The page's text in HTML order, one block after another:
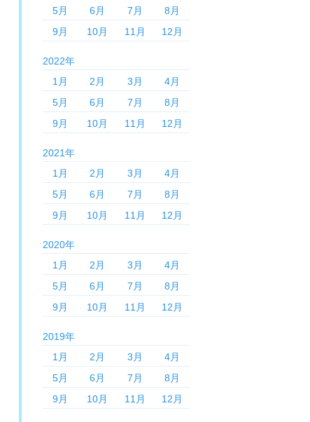
5月
6月 7月
8月
9月
10月 11月 12月
2022年
1月
2月 3月
4月
5月
6月 7月
8月
9月
10月 11月 12月
2021年
1月
2月 3月
4月
5月
6月 7月
8月
9月
10月 11月 12月
2020年
1月
2月 3月
4月
5月
6月 7月
8月
9月
10月 11月 12月
2019年
1月
2月 3月
4月
5月
6月 7月
8月
9月
10月 11月 12月